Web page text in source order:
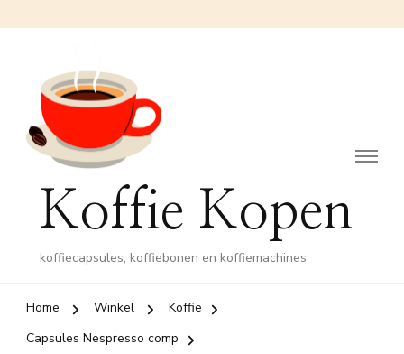
Koffie Kopen
koffiecapsules, koffiebonen en koffiemachines
Home Winkel
Koffie
Capsules Nespresso comp